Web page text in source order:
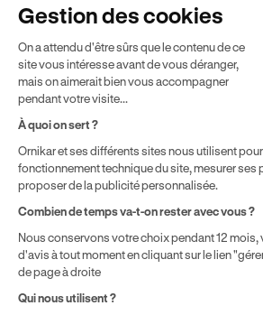
Mentions légales CGV CGU
* Détail des conditions de nos offres
localisation géographique et du type de
achetez comme détaillé dans nos
Vente.
Gestion des cookies
On a attendu d'être sûrs que le contenu de ce
site vous intéresse avant de vous déranger,
mais on aimerait bien vous accompagner
pendant votre visite...
À quoi on sert ?
Ornikar et ses différents sites nous utilisent
fonctionnement technique du site, mesurer ses
proposer de la publicité personnalisée.
Combien de temps va-t-on rester avec vous ?
Nous conservons votre choix pendant 12
d'avis à tout moment en cliquant sur le lien
de page à droite
Qui nous utilisent ?